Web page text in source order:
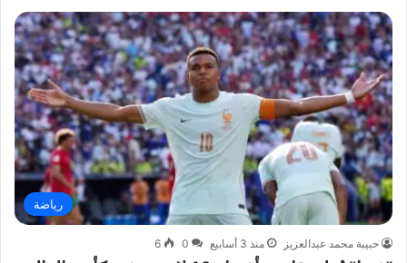
رياضة
حبيبة محمد عبدالعزيز منذ 3 أسابيع 0
6